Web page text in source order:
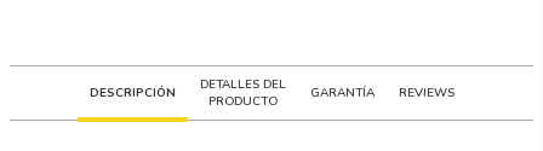
DESCRIPCIÓN
DETALLES DEL
PRODUCTO
GARANTÍA REVIEWS